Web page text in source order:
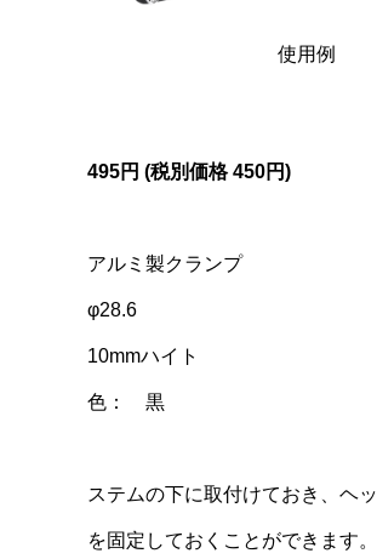
使用例
495円 (税別価格450円)
アルミ製クランプ
φ28.6
10mmハイト
色： 黒
ステムの下に取付けておき、ヘ
を固定しておくことができます。